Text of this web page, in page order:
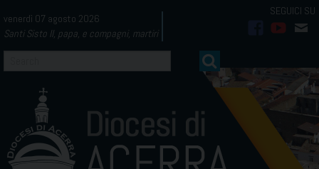
to
content
venerdì 07 agosto 2026
Santi Sisto II, papa, e compagni, martiri